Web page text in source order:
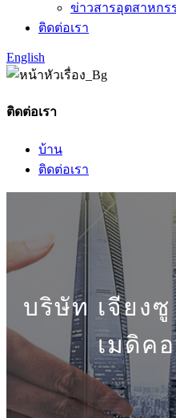
ข่าวสารอุตสาหกร
ติดต่อเรา
English
ติดต่อเรา
บ้าน
ติดต่อเรา
บริษัท เจียง
เมดิค